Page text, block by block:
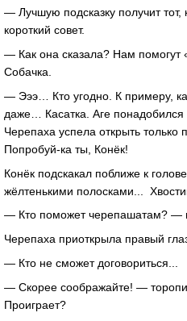
— Лучшую подсказку получит
короткий совет.
— Как она сказала? Нам помогут
Собачка.
— Эээ… Кто угодно. К примеру,
даже… Касатка. Аге
Черепаха успела открыть только
Попробуй-ка ты, Конёк!
Конёк подскакал поближе к
жёлтенькими полосками...
— Кто поможет черепашатам? —
Черепаха приоткрыла правый
— Кто не сможет договориться...
— Скорее соображайте! —
Проиграет?